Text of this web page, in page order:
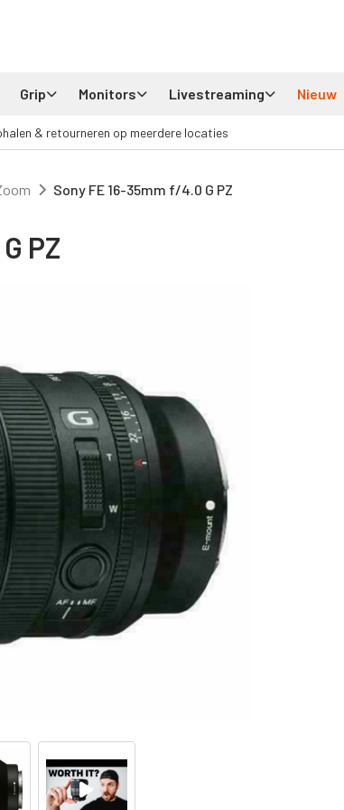
Grip Monitors Livestreaming Nieuw
& retourneren op meerdere locaties
Sony FE 16-35mm f/4.0 G PZ
PZ